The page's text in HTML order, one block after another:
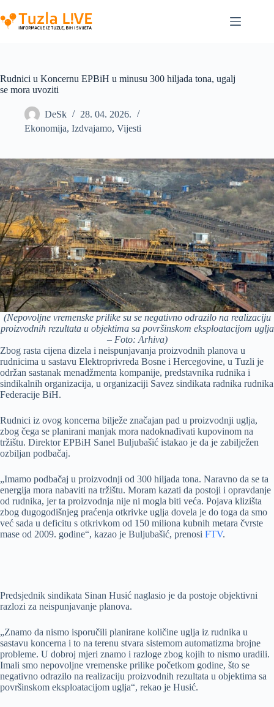
to
content
Rudnici u Koncernu EPBiH u minusu 300 hiljada tona, ugalj
se mora uvoziti
DeSk
28. 04. 2026.
Ekonomija, Izdvajamo, Vijesti
(Nepovoljne vremenske prilike su se negativno odrazilo na realizaciju
proizvodnih rezultata u objektima sa površinskom eksploatacijom uglja
– Foto: Arhiva)
Zbog rasta cijena dizela i neispunjavanja proizvodnih planova u
rudnicima u sastavu Elektroprivreda Bosne i Hercegovine, u Tuzli je
održan sastanak menadžmenta kompanije, predstavnika rudnika i
sindikalnih organizacija, u organizaciji Savez sindikata radnika rudnika
Federacije BiH.
Rudnici iz ovog koncerna bilježe značajan pad u proizvodnji uglja,
zbog čega se planirani manjak mora nadoknađivati kupovinom na
tržištu. Direktor EPBiH Sanel Buljubašić istakao je da je zabilježen
ozbiljan podbačaj.
„Imamo podbačaj u proizvodnji od 300 hiljada tona. Naravno da se ta
energija mora nabaviti na tržištu. Moram kazati da postoji i opravdanje
od rudnika, jer ta proizvodnja nije ni mogla biti veća. Pojava klizišta
zbog dugogodišnjeg praćenja otkrivke uglja dovela je do toga da smo
već sada u deficitu s otkrivkom od 150 miliona kubnih metara čvrste
mase od 2009. godine“, kazao je Buljubašić, prenosi FTV.
Predsjednik sindikata Sinan Husić naglasio je da postoje objektivni
razlozi za neispunjavanje planova.
„Znamo da nismo isporučili planirane količine uglja iz rudnika u
sastavu koncerna i to na terenu stvara sistemom automatizma brojne
probleme. U dobroj mjeri znamo i razloge zbog kojih to nismo uradili.
Imali smo nepovoljne vremenske prilike početkom godine, što se
negativno odrazilo na realizaciju proizvodnih rezultata u objektima sa
površinskom eksploatacijom uglja“, rekao je Husić.